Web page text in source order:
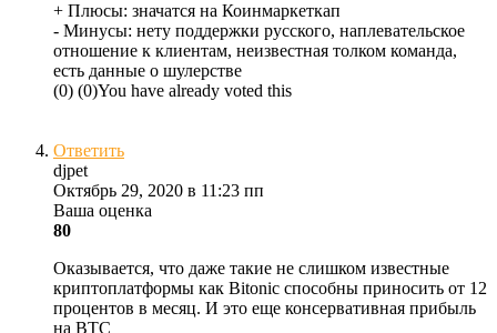
+ Плюсы: значатся на Коинмаркеткап
- Минусы: нету поддержки русского, наплевательское
отношение к клиентам, неизвестная толком команда,
есть данные о шулерстве
(0) (0)You have already voted this
Ответить
djpet
Октябрь 29, 2020 в 11:23 пп
Ваша оценка
80
Оказывается, что даже такие не слишком известные
криптоплатформы как Bitonic способны приносить от 12
процентов в месяц. И это еще консервативная прибыль
на BTC